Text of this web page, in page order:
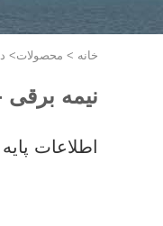
خانه > محصولات>
نیمه برقی
اطلاعات پایه